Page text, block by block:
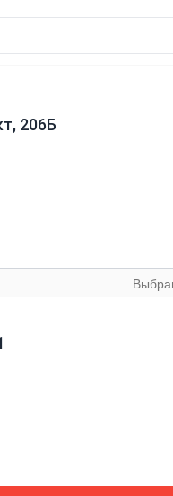
206Б